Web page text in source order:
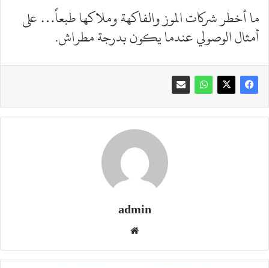
ما أخطر شركات الموز والفاكهة وملاكها طبعاً… على
أمثال الوصولي عندما يكون بدرجة مطراش.
admin